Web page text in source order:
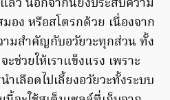
มอง หรือสโตรกด้วย เนื่องจาก
ามสำคัญกับอวัยวะทุกส่วน ทั้ง
ช่วยให้เราแข็งแรง เพราะ
ำเลือดไปเลี้ยงอวัยวะทั้งระบบ